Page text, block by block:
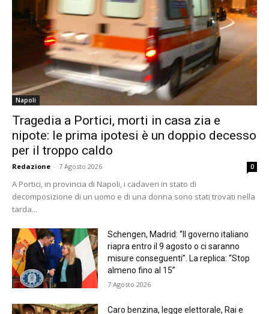
Napoli
Tragedia a Portici, morti in casa zia e
nipote: le prima ipotesi è un doppio decesso
per il troppo caldo
Redazione - 7 Agosto 2026 0
A Portici, in provincia di Napoli, i cadaveri in stato di
decomposizione di un uomo e di una donna sono stati trovati nella
tarda...
Schengen, Madrid: “Il governo italiano
riapra entro il 9 agosto o ci saranno
misure conseguenti”. La replica: “Stop
almeno fino al 15”
7 Agosto 2026
Caro benzina, legge elettorale, Rai e